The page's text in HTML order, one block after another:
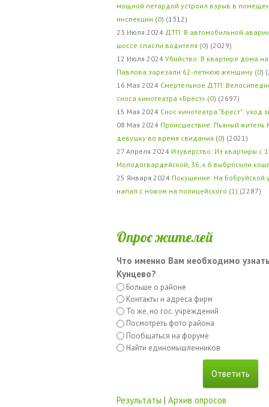
мощной петардой устроил взрыв в
инспекции (0) (1312)
23 Июля 2024 ДТП: В автомобильной
шоссе спасли водителя (0) (2029)
12 Июля 2024 Убийство: В квартире дома
Павлова зарезали 62-летнюю женщину (0)
16 Мая 2024 Смертельное ДТП:
сноса кинотеатра «Брест» (0) (2697)
15 Мая 2024 Снос кинотеатра "Брест": уход
08 Мая 2024 Происшествие: Пьяный житель
девушку во время свидания (0) (2021)
27 Апреля 2024 Изуверство: Из квартиры с
Молодогвардейской, 36, к.6 выбросили
25 Января 2024 Покушение: На Бобруйской
напал с ножом на полицейского (1 ) (2287)
Опрос жителей
Что именно Вам необходимо
Кунцево?
Больше о районе
Контакты и адреса фирм
То же, но гос. учреждений
Посмотреть фото района
Пообщаться на форуме
Найти единомышленников
Результаты | Архив опросов